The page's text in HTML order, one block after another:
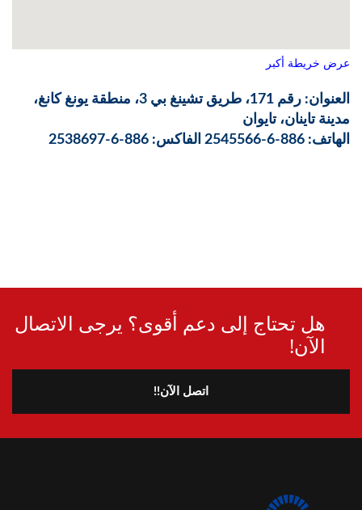
عرض خريطة أكبر
العنوان: رقم 171، طريق تشينغ بي 3، منطقة يونغ كانغ،
مدينة تاينان، تايوان
الهاتف: 886-6-2545566 الفاكس: 886-6-2538697
هل تحتاج إلى دعم أقوى؟ يرجى الاتصال
الآن!
اتصل الآن!!